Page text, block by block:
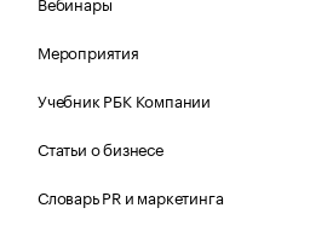
Мероприятия
Учебник РБК Компании
Статьи о бизнесе
Словарь PR и маркетинга